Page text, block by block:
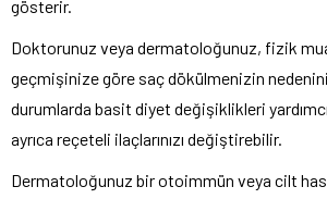
gösterir.
Doktorunuz veya dermatoloğunuz, fizik
geçmişinize göre saç dökülmenizin
durumlarda basit diyet değişiklikleri
ayrıca reçeteli ilaçlarınızı değiştirebilir.
Dermatoloğunuz bir otoimmün veya cilt